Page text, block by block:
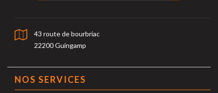
43 route de bourbriac
22200 Guingamp
NOS SERVICES